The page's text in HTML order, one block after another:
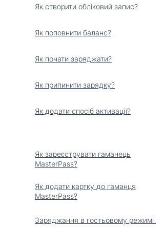
Як створити обліковий запис?
Як поповнити баланс?
Як почати заряджати?
Як припинити зарядку?
Як додати спосіб активації?
Як зареєструвати гаманець
MasterPass?
Як додати картку до гаманця
MasterPass?
Заряджання в гостьовому режимі